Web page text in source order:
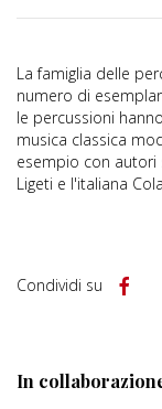
La famiglia delle
numero di
le percussioni
musica classica
esempio con autori
Ligeti e l'italiana
Condividi su
In